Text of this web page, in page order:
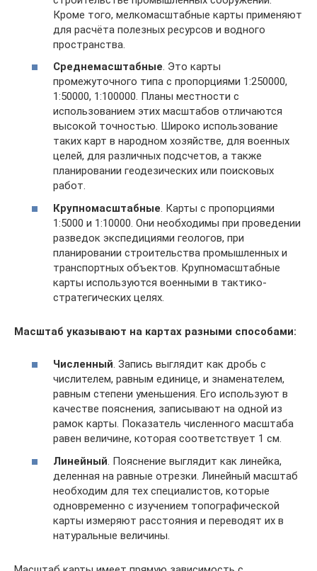
Кроме того, мелкомасштабные карты применяют
для расчёта полезных ресурсов и водного
пространства.
Среднемасштабные. Это карты
промежуточного типа с пропорциями 1:250000,
1:50000, 1:100000. Планы местности с
использованием этих масштабов отличаются
высокой точностью. Широко использование
таких карт в народном хозяйстве, для военных
целей, для различных подсчетов, а также
планировании геодезических или поисковых
работ.
Крупномасштабные. Карты с пропорциями
1:5000 и 1:10000. Они необходимы при проведении
разведок экспедициями геологов, при
планировании строительства промышленных и
транспортных объектов. Крупномасштабные
карты используются военными в тактико-
стратегических целях.
Масштаб указывают на картах разными способами:
Численный. Запись выглядит как дробь с
числителем, равным единице, и знаменателем,
равным степени уменьшения. Его используют в
качестве пояснения, записывают на одной из
рамок карты. Показатель численного масштаба
равен величине, которая соответствует 1 см.
Линейный. Пояснение выглядит как линейка,
деленная на равные отрезки. Линейный масштаб
необходим для тех специалистов, которые
одновременно с изучением топографической
карты измеряют расстояния и переводят их в
натуральные величины.